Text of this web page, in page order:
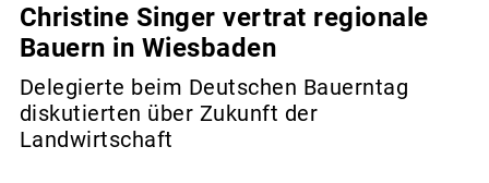
Christine Singer vertrat regionale
Bauern in Wiesbaden
Delegierte beim Deutschen Bauerntag
diskutierten über Zukunft der
Landwirtschaft